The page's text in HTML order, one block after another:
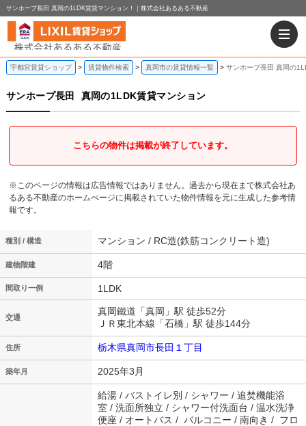
サンホープ長田 真岡の1LDK賃貸マンション！｜株式会社あるある不動産
宇都宮賃貸ショップ 賃貸物件検索 真岡市の賃貸情報一覧 サンホープ長田 真岡の
サンホープ長田 真岡の1LDK賃貸マンション
こちらの物件は掲載が終了しています。
※このページの情報は広告情報ではありません。過去から現在まで株式会社あ
るある不動産のホームぺージに掲載されていた物件情報を元に生成した参考情
報です。
種別 / 構造 マンション / RC造(鉄筋コンクリート造)
建物階建 4階
間取り一例 1LDK
交通
真岡鐵道「真岡」駅 徒歩52分
ＪＲ東北本線「石橋」駅 徒歩144分
住所 栃木県真岡市長田１丁目
築年月 2025年3月
給湯 / バストイレ別 / シャワー / 追焚機能浴
室 / 洗面所独立 / シャワー付洗面台 / 温水洗浄
便座 / オートバス / バルコニー / 南向き / フロ